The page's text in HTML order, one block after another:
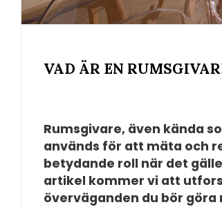
VAD ÄR EN
Rumsgivare, även kända
används för att mäta och
betydande roll när det
artikel kommer vi att
överväganden du bör